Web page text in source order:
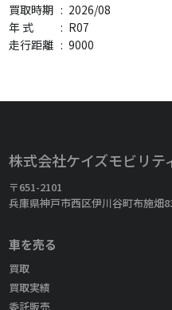
買取時期 : 2026/08
年 式
: R07
走行距離 : 9000
株式会社ケイズモビリテ
〒651-2101
兵庫県神戸市西区伊川谷町布施畑
車を売る
買取
買取実績
委託販売